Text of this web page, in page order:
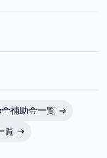
全補助金一覧 →
覧 →